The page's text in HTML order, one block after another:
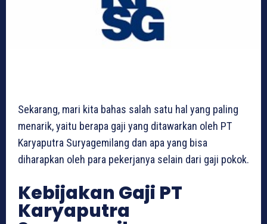
Sekarang, mari kita bahas salah satu hal yang paling
menarik, yaitu berapa gaji yang ditawarkan oleh PT
Karyaputra Suryagemilang dan apa yang bisa
diharapkan oleh para pekerjanya selain dari gaji pokok.
Kebijakan Gaji PT
Karyaputra